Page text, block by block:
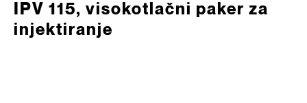
IPV 115, visokotlačni paker za
injektiranje